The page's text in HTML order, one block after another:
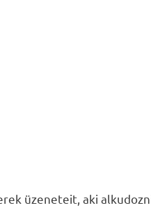
üzeneteit, aki